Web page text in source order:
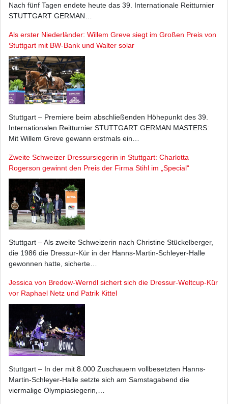
Nach fünf Tagen endete heute das 39. Internationale Reitturnier
STUTTGART GERMAN…
Als erster Niederländer: Willem Greve siegt im Großen Preis von
Stuttgart mit BW-Bank und Walter solar
Stuttgart – Premiere beim abschließenden Höhepunkt des 39.
Internationalen Reitturnier STUTTGART GERMAN MASTERS:
Mit Willem Greve gewann erstmals ein…
Zweite Schweizer Dressursiegerin in Stuttgart: Charlotta
Rogerson gewinnt den Preis der Firma Stihl im „Special“
Stuttgart – Als zweite Schweizerin nach Christine Stückelberger,
die 1986 die Dressur-Kür in der Hanns-Martin-Schleyer-Halle
gewonnen hatte, sicherte…
Jessica von Bredow-Werndl sichert sich die Dressur-Weltcup-Kür
vor Raphael Netz und Patrik Kittel
Stuttgart – In der mit 8.000 Zuschauern vollbesetzten Hanns-
Martin-Schleyer-Halle setzte sich am Samstagabend die
viermalige Olympiasiegerin,…